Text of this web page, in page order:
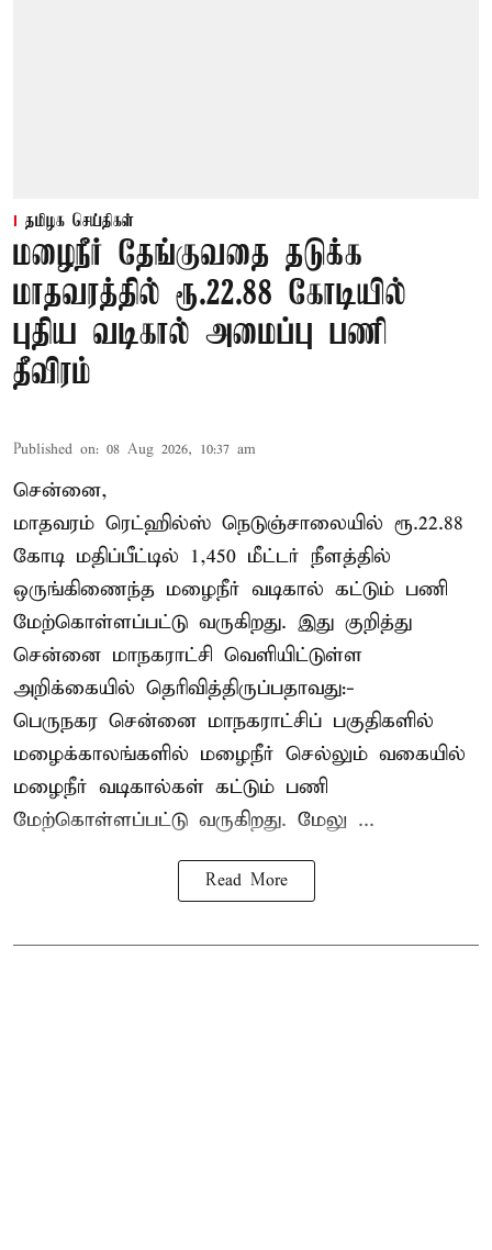
தமிழக செய்திகள்
மழைநீர் தேங்குவதை தடுக்க
மாதவரத்தில் ரூ.22.88 கோடியில்
புதிய வடிகால் அமைப்பு பணி
தீவிரம்
Published on: 08 Aug 2026, 10:37 am
சென்னை,
மாதவரம் ரெட்ஹில்ஸ் நெடுஞ்சாலையில் ரூ.22.88
கோடி மதிப்பீட்டில் 1,450 மீட்டர் நீளத்தில்
ஒருங்கிணைந்த மழைநீர் வடிகால் கட்டும் பணி
மேற்கொள்ளப்பட்டு வருகிறது. இது குறித்து
சென்னை மாநகராட்சி வெளியிட்டுள்ள
அறிக்கையில் தெரிவித்திருப்பதாவது:-
பெருநகர சென்னை மாநகராட்சிப் பகுதிகளில்
மழைக்காலங்களில் மழைநீர் செல்லும் வகையில்
மழைநீர் வடிகால்கள் கட்டும் பணி
மேற்கொள்ளப்பட்டு வருகிறது. மேலு ...
Read More